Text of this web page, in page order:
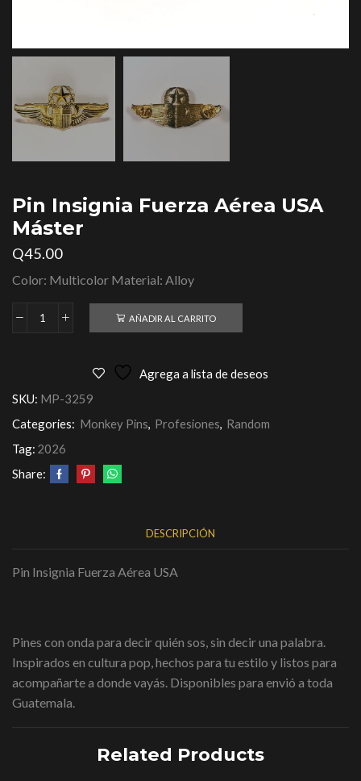
Pin Insignia Fuerza Aérea USA
Máster
Q45.00
Color: Multicolor Material: Alloy
AÑADIR AL CARRITO
Agrega a lista de deseos
SKU: MP-3259
Categories: Monkey Pins, Profesiones, Random
Tag: 2026
Share:
DESCRIPCIÓN
Pin Insignia Fuerza Aérea USA
Pines con onda para decir quién sos, sin decir una palabra.
Inspirados en cultura pop, hechos para tu estilo y listos para
acompañarte a donde vayás. Disponibles para envió a toda
Guatemala.
Related Products